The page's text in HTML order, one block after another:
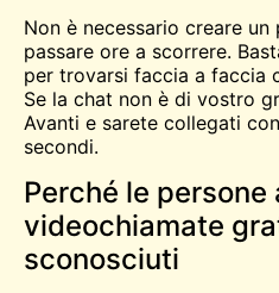
Non è necessario creare
passare ore a scorrere.
per trovarsi faccia a faccia
Se la chat non è di vostro
Avanti e sarete collegati
secondi.
Perché le persone
videochiamate
sconosciuti